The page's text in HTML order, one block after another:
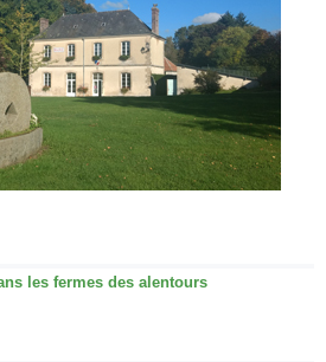
les fermes des alentours